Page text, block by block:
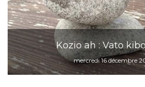
Kozio ah : Vato
mercredi 16 décembre